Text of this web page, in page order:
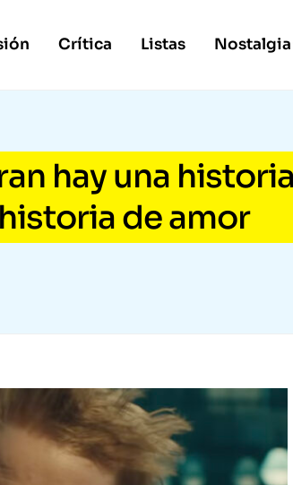
Crítica Listas Nostalgia
hay una
de amor